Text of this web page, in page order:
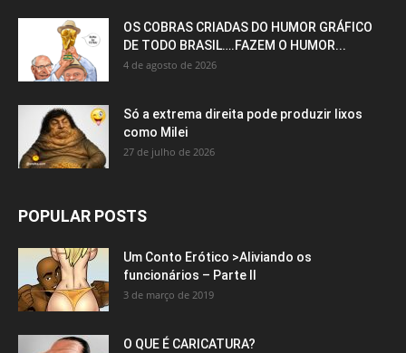
OS COBRAS CRIADAS DO HUMOR GRÁFICO
DE TODO BRASIL….FAZEM O HUMOR...
4 de agosto de 2026
Só a extrema direita pode produzir lixos
como Milei
27 de julho de 2026
POPULAR POSTS
Um Conto Erótico >Aliviando os
funcionários – Parte II
3 de março de 2019
O QUE É CARICATURA?